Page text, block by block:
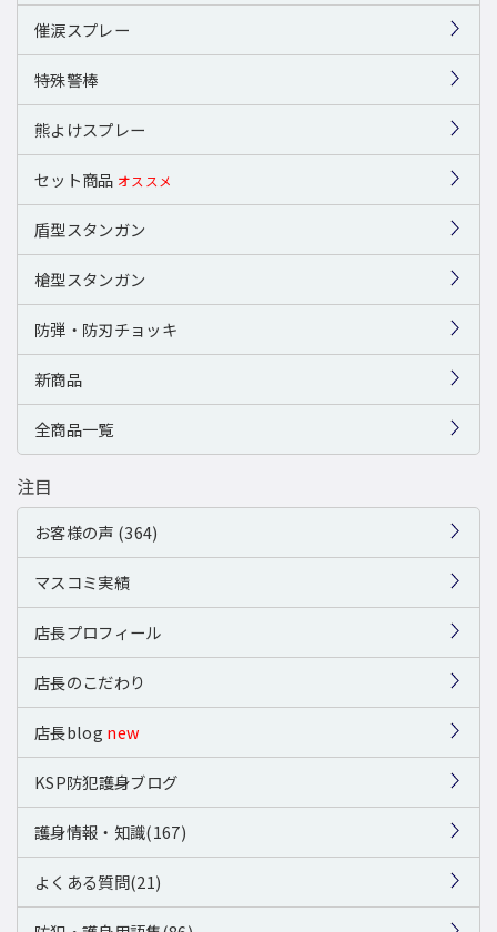
催涙スプレー
特殊警棒
熊よけスプレー
セット商品 オススメ
盾型スタンガン
槍型スタンガン
防弾・防刃チョッキ
新商品
全商品一覧
注目
お客様の声 (364)
マスコミ実績
店長プロフィール
店長のこだわり
店長blog new
KSP防犯護身ブログ
護身情報・知識(167)
よくある質問(21)